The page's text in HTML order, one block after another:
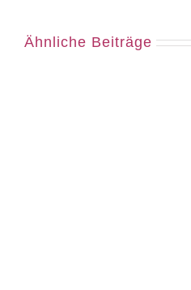
Ähnliche Beiträge